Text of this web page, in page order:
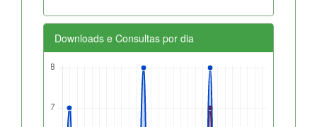
Downloads e Consultas por dia